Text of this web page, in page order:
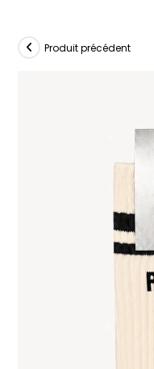
Produit précédent